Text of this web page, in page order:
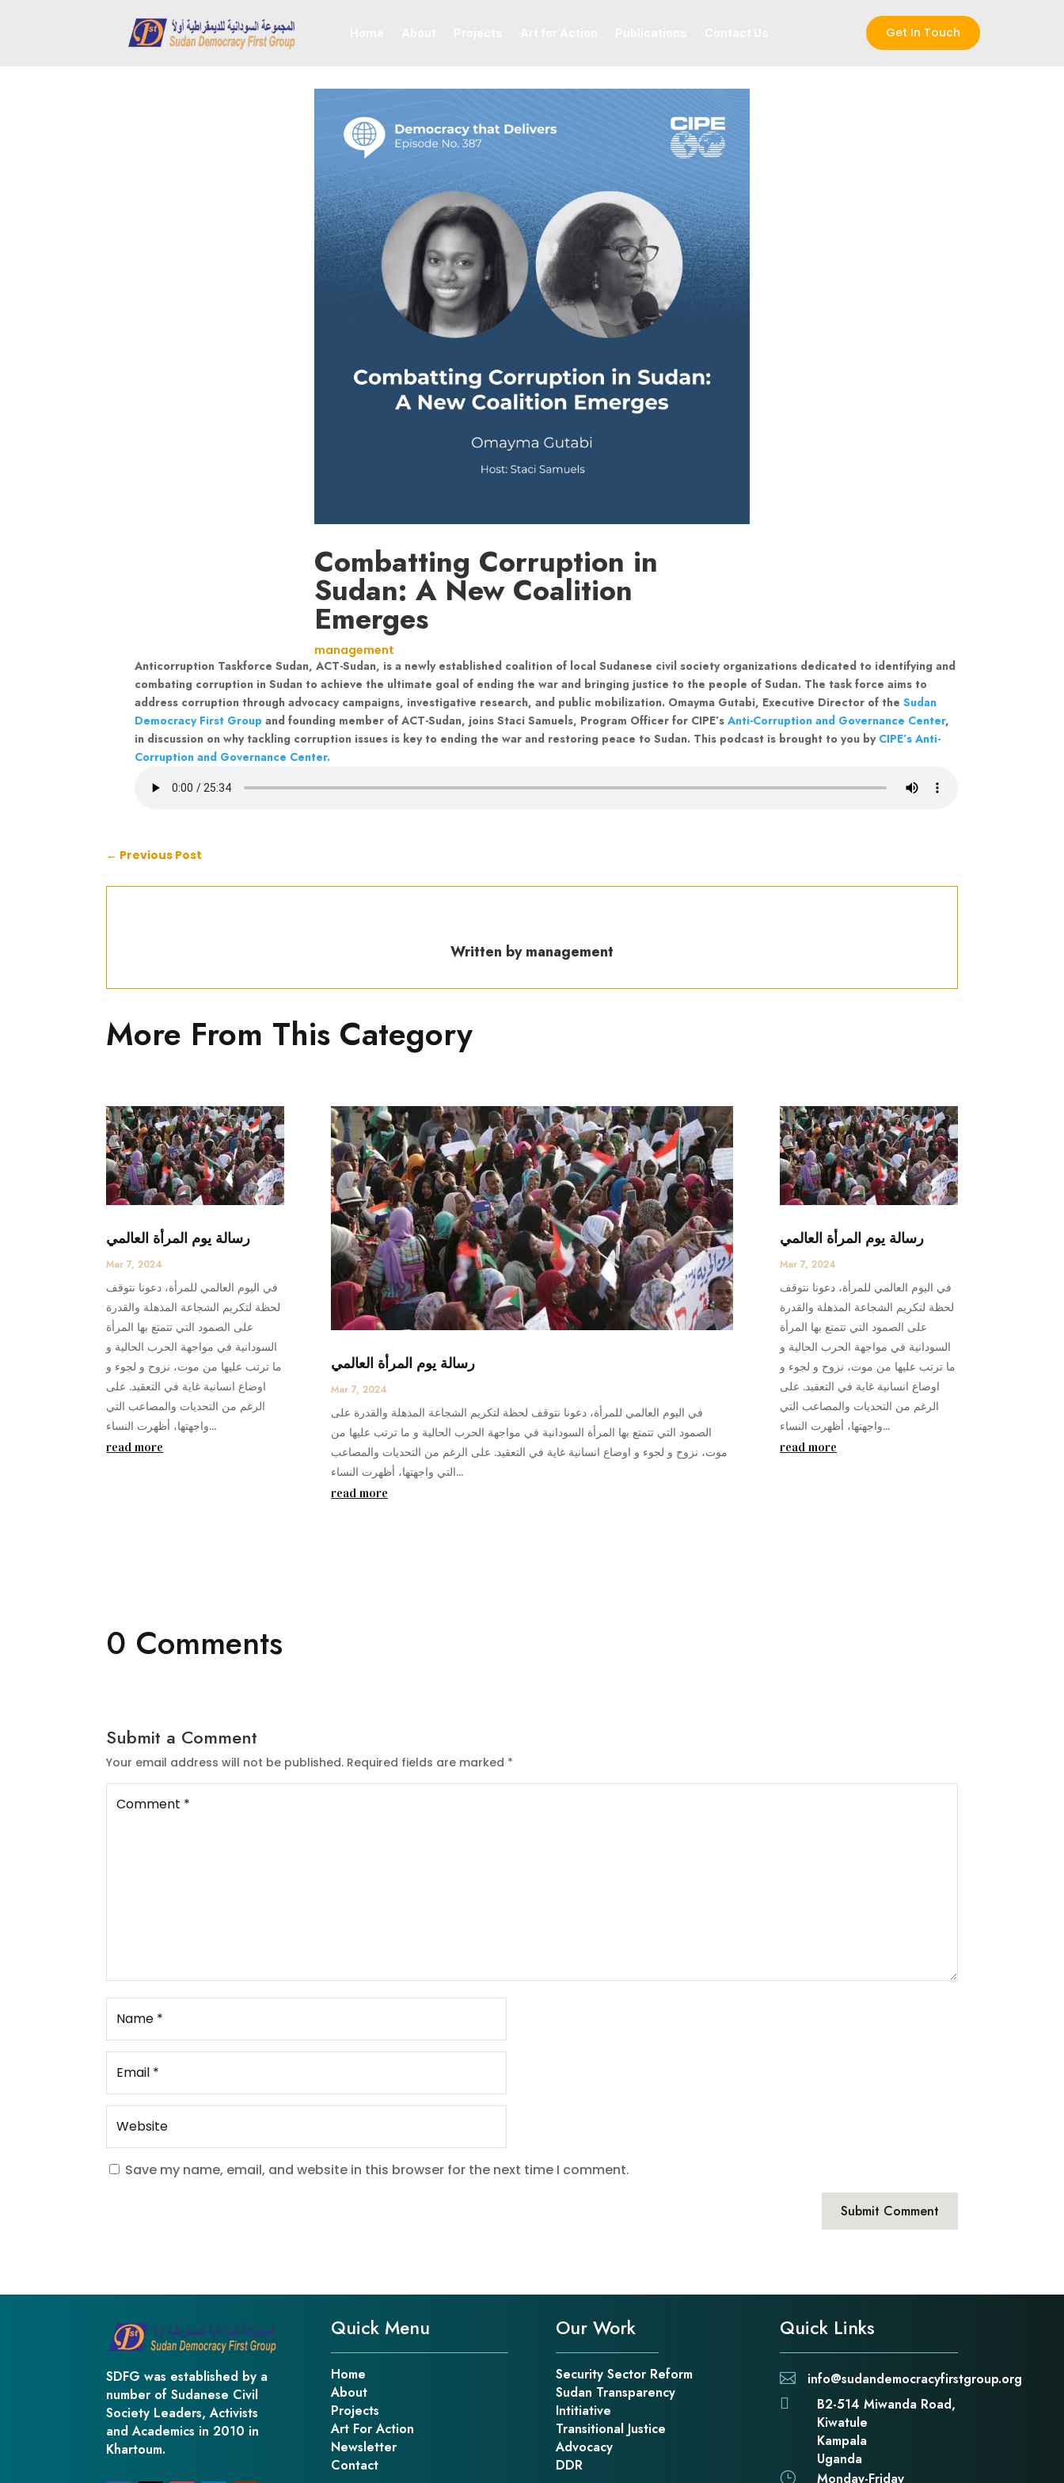
Get In Touch
Combatting Corruption in
Sudan: A New Coalition
Emerges
management
Anticorruption Taskforce Sudan, ACT-Sudan, is a newly established coalition of local Sudanese civil society organizations dedicated to identifying and
combating corruption in Sudan to achieve the ultimate goal of ending the war and bringing justice to the people of Sudan. The task force aims to
address corruption through advocacy campaigns, investigative research, and public mobilization. Omayma Gutabi, Executive Director of theSudan
Democracy First Group and founding member of ACT-Sudan, joins Staci Samuels, Program Officer for CIPE’sAnti-Corruption and Governance Center,
in discussion on why tackling corruption issues is key to ending the war and restoring peace to Sudan. This podcast is brought to you by CIPE’s Anti-
Corruption and Governance Center.
← Previous Post
Written by management
More From This Category
رسالة يوم المرأة العالمي
Mar 7, 2024
في اليوم العالمي للمرأة، دعونا نتوقف
لحظة لتكريم الشجاعة المذهلة والقدرة
على الصمود التي تتمتع بها المرأة
السودانية في مواجهة الحرب الحالية و
ما ترتب عليها من موت، نزوح و لجوء و
اوضاع انسانية غاية في التعقيد. على
الرغم من التحديات والمصاعب التي
واجهتها، أظهرت النساء...
read more
رسالة يوم المرأة العالمي
Mar 7, 2024
في اليوم العالمي للمرأة، دعونا نتوقف لحظة لتكريم الشجاعة المذهلة والقدرة على
الصمود التي تتمتع بها المرأة السودانية في مواجهة الحرب الحالية و ما ترتب عليها من
موت، نزوح و لجوء و اوضاع انسانية غاية في التعقيد. على الرغم من التحديات والمصاعب
التي واجهتها، أظهرت النساء...
read more
رسالة يوم المرأة العالمي
Mar 7, 2024
في اليوم العالمي للمرأة، دعونا نتوقف
لحظة لتكريم الشجاعة المذهلة والقدرة
على الصمود التي تتمتع بها المرأة
السودانية في مواجهة الحرب الحالية و
ما ترتب عليها من موت، نزوح و لجوء و
اوضاع انسانية غاية في التعقيد. على
الرغم من التحديات والمصاعب التي
واجهتها، أظهرت النساء...
read more
0 Comments
Submit a Comment
Your email address will not be published. Required fields are marked *
Save my name, email, and website in this browser for the next time I comment.
Submit Comment
SDFG was established by a
number of Sudanese Civil
Society Leaders, Activists
and Academics in 2010 in
Khartoum.
Quick Menu
Home
About
Projects
Art For Action
Newsletter
Contact
Our Work
Security Sector Reform
Sudan Transparency
Intitiative
Transitional Justice
Advocacy
DDR
Quick Links
 info@sudandemocracyfirstgroup.org

B2-514 Miwanda Road,
Kiwatule
Kampala
Uganda
} Monday-Friday